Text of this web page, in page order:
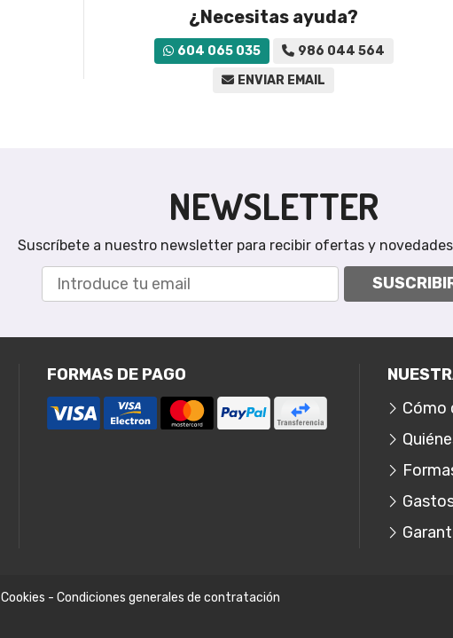
¿Necesitas ayuda?
604 065 035
986 044 564
ENVIAR EMAIL
NEWSLETTER
Suscríbete a nuestro newsletter para recibir ofertas y
FORMAS DE PAGO
Cómo
Cookies - Condiciones generales de contratación